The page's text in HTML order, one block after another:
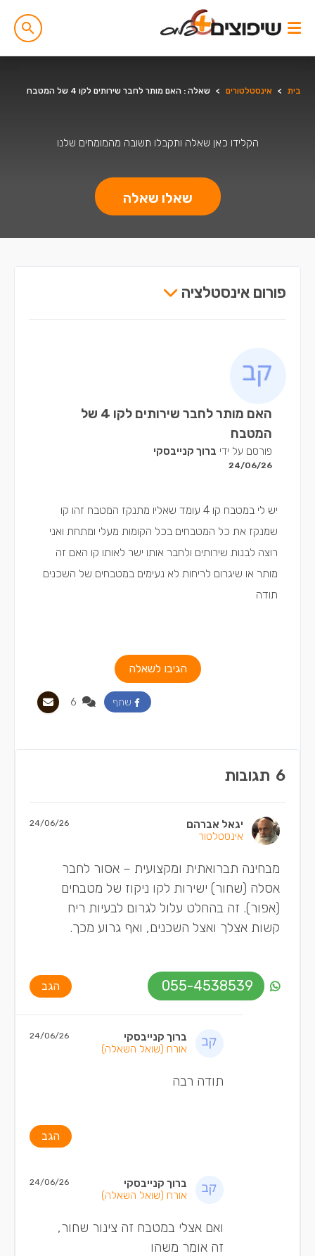
בית > אינסטלטורים > שאלה : האם מותר לחבר שירותים לקו 4 של המטבח
הקלידו כאן שאלה ותקבלו תשובה מהמומחים שלנו
שאלו שאלה
פורום אינסטלציה
האם מותר לחבר שירותים לקו 4 של
המטבח
פורסם על ידי ברוך קנייבסקי
24/06/26
יש לי במטבח קו 4 עומד שאליו מתנקז המטבח זהו קו
שמנקז את כל המטבחים בכל הקומות מעלי ומתחת ואני
רוצה לבנות שירותים ולחבר אותו ישר לאותו קו האם זה
מותר או שיגרום לריחות לא נעימים במטבחים של השכנים
תודה
הגיבו לשאלה
שתף
6 תגובות
יגאל אברהם
אינסטלטור
24/06/26
מבחינה תברואתית ומקצועית – אסור לחבר
אסלה (שחור) ישירות לקו ניקוז של מטבחים
(אפור). זה בהחלט עלול לגרום לבעיות ריח
קשות אצלך ואצל השכנים, ואף גרוע מכך.
055-4538539 הגב
ברוך קנייבסקי
אורח (שואל השאלה)
24/06/26
תודה רבה
הגב
ברוך קנייבסקי
אורח (שואל השאלה)
24/06/26
ואם אצלי במטבח זה צינור שחור,
זה אומר משהו